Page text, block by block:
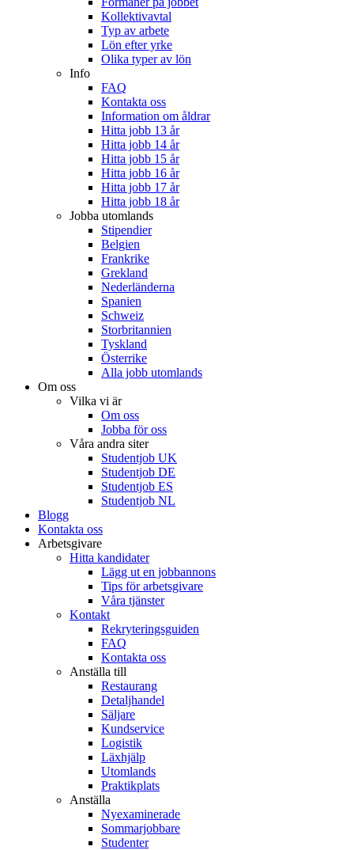
Kollektivavtal
Typ av arbete
Lön efter yrke
Olika typer av lön
Info
FAQ
Kontakta oss
Information om åldrar
Hitta jobb 13 år
Hitta jobb 14 år
Hitta jobb 15 år
Hitta jobb 16 år
Hitta jobb 17 år
Hitta jobb 18 år
Jobba utomlands
Stipendier
Belgien
Frankrike
Grekland
Nederländerna
Spanien
Schweiz
Storbritannien
Tyskland
Österrike
Alla jobb utomlands
Om oss
Vilka vi är
Om oss
Jobba för oss
Våra andra siter
Studentjob UK
Studentjob DE
Studentjob ES
Studentjob NL
Blogg
Kontakta oss
Arbetsgivare
Hitta kandidater
Lägg ut en jobbannons
Tips för arbetsgivare
Våra tjänster
Kontakt
Rekryteringsguiden
FAQ
Kontakta oss
Anställa till
Restaurang
Detaljhandel
Säljare
Kundservice
Logistik
Läxhjälp
Utomlands
Praktikplats
Anställa
Nyexaminerade
Sommarjobbare
Studenter